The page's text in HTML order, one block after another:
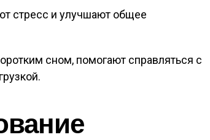
стресс и улучшают общее
сном, помогают справляться с